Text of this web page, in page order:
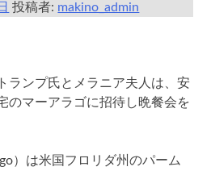
投稿者: makino_admin
ランプ氏とメラニア夫人は、安
のマーアラゴに招待し晩餐会を
）は米国フロリダ州のパーム